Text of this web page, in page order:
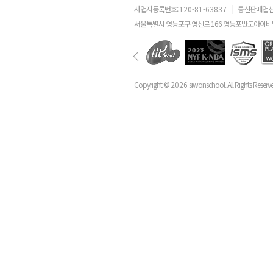
사업자등록번호:120-81-63837 | 통신판매업
서울특별시 영등포구 영신로 166 영등포반도아이
Copyright ©2026 siwonschool. All Rights